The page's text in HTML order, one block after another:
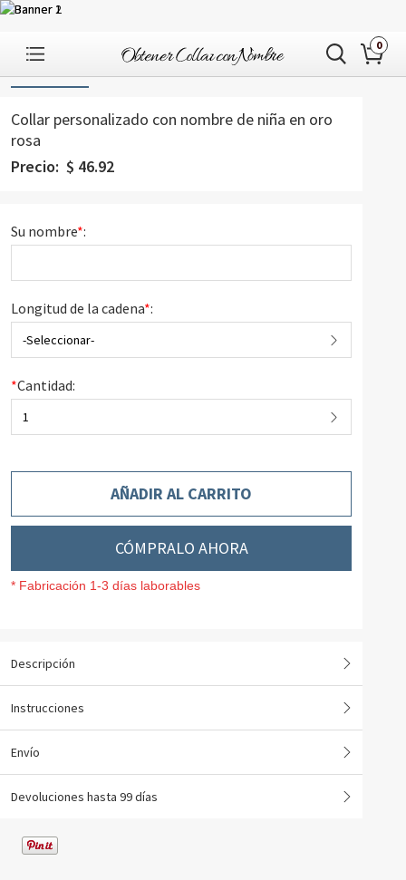
0
1/
Collar personalizado con nombre de niña en oro
rosa
Precio: $ 46.92
Su nombre*:
Longitud de la cadena*:
-Seleccionar-
*Cantidad:
1
AÑADIR AL CARRITO
CÓMPRALO AHORA
* Fabricación 1-3 días laborables
Descripción
Instrucciones
Envío
Devoluciones hasta 99 días